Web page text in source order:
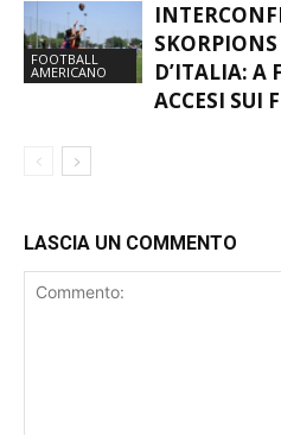
FOOTBALL
AMERICANO
D’ITALIA: A
ACCESI SUI
LASCIA UN COMMENTO